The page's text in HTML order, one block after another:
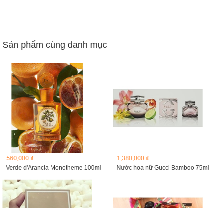
Sản phẩm cùng danh mục
560,000 ₫
Verde d'Arancia Monotheme 100ml
1,380,000 ₫
Nước hoa nữ Gucci Bamboo 75ml